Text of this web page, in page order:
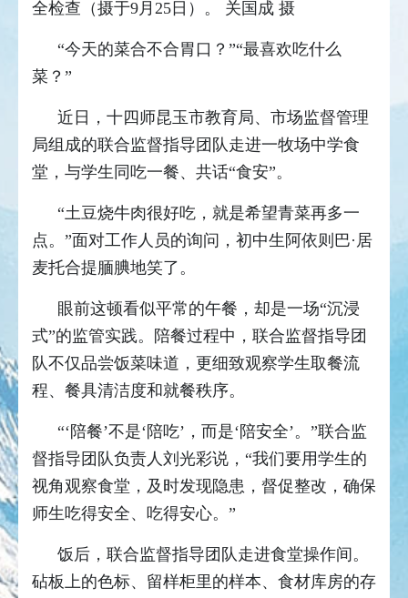
全检查（摄于9月25日）。 关国成 摄
“今天的菜合不合胃口？”“最喜欢吃什么
菜？”
近日，十四师昆玉市教育局、市场监督管理
局组成的联合监督指导团队走进一牧场中学食
堂，与学生同吃一餐、共话“食安”。
“土豆烧牛肉很好吃，就是希望青菜再多一
点。”面对工作人员的询问，初中生阿依则巴·居
麦托合提腼腆地笑了。
眼前这顿看似平常的午餐，却是一场“沉浸
式”的监管实践。陪餐过程中，联合监督指导团
队不仅品尝饭菜味道，更细致观察学生取餐流
程、餐具清洁度和就餐秩序。
“‘陪餐’不是‘陪吃’，而是‘陪安全’。”联合监
督指导团队负责人刘光彩说，“我们要用学生的
视角观察食堂，及时发现隐患，督促整改，确保
师生吃得安全、吃得安心。”
饭后，联合监督指导团队走进食堂操作间。
砧板上的色标、留样柜里的样本、食材库房的存